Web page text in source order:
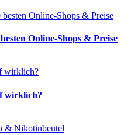
Online-Shops & Preise
wirklich?